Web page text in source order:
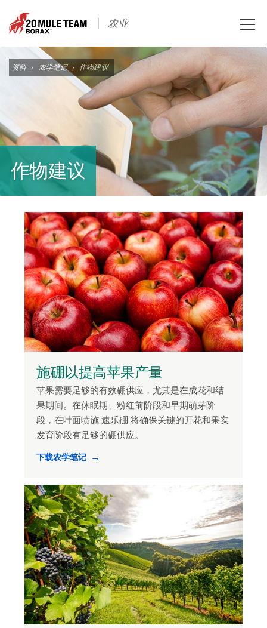
资料 › 农学笔记 › 作物建议
作物建议
施硼以提高苹果产量
苹果需要足够的有效硼供应，尤其是在成花和结
果期间。在休眠期、粉红前阶段和早期萌芽阶
段，在叶面喷施 速乐硼 将确保关键的开花和果实
发育阶段有足够的硼供应。
下载农学笔记
农业
Toggle